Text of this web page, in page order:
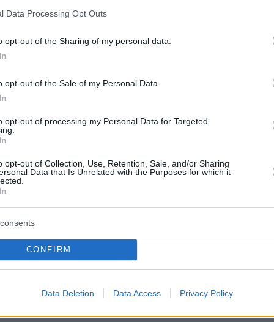
Data Processing Opt Outs
opt-out of the Sharing of my personal data.
opt-out of the Sale of my Personal Data.
opt-out of processing my Personal Data for Targeted
opt-out of Collection, Use, Retention, Sale, and/or Sharing
Data that Is Unrelated with the Purposes for which it
CONFIRM
Data Deletion Data Access Privacy Policy
από τη Φλόριντα Μάρκο
ικανότητα να πραγματοποιεί πλήγματα
εντός του Ιράν χωρίς να εισέρχεται στον
χώρο από αεροσκάφη πάνω από τον
και του Ιράκ».
ability to conduct strikes against targets inside
Iranian air space from aircraft over Syrian and
(@marcorubio)
σε δεύτερη ανάρτησή του ενημέρωσε πως
της πόλης.